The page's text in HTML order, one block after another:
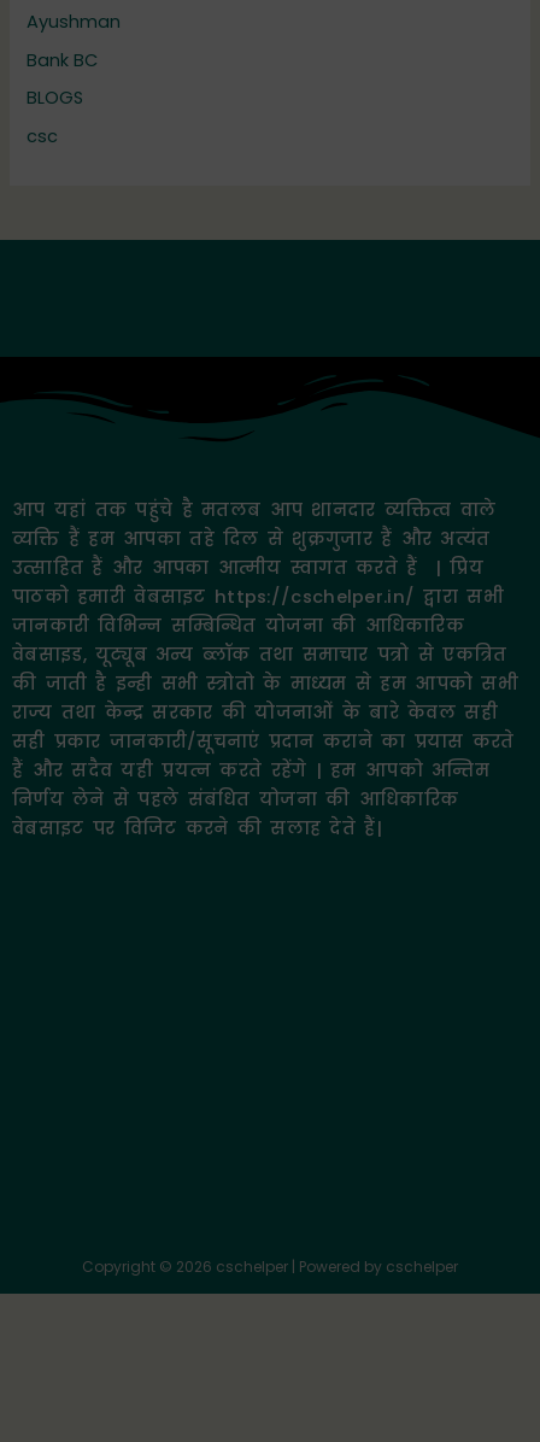
Ayushman
Bank BC
BLOGS
csc
आप यहां तक पहुंचे है मतलब आप शानदार व्यक्तित्व वाले
व्यक्ति हैं हम आपका तहे दिल से शुक्रगुजार हैं और अत्यंत
उत्साहित हैं और आपका आत्मीय स्वागत करते हैं | प्रिय
पाठको हमारी वेबसाइट https://cschelper.in/ द्वारा सभी
जानकारी विभिन्न सम्बिन्धित योजना की आधिकारिक
वेबसाइड, यूट्यूब अन्य ब्लॉक तथा समाचार पत्रो से एकत्रित
की जाती है इन्ही सभी स्त्रोतो के माध्यम से हम आपको सभी
राज्य तथा केन्द्र सरकार की योजनाओं के बारे केवल सही
सही प्रकार जानकारी/सूचनाएं प्रदान कराने का प्रयास करते
हैं और सदैव यही प्रयत्न करते रहेंगे | हम आपको अन्तिम
निर्णय लेने से पहले संबंधित योजना की आधिकारिक
वेबसाइट पर विजिट करने की सलाह देते हैं|
Copyright © 2026 cschelper | Powered by cschelper